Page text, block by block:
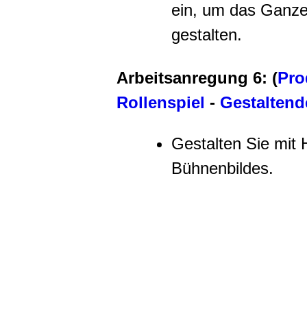
ein, um das
gestalten.
Arbeitsanregung 6: (
Rollenspiel -
Gestalten Sie mit
Bühnenbildes.